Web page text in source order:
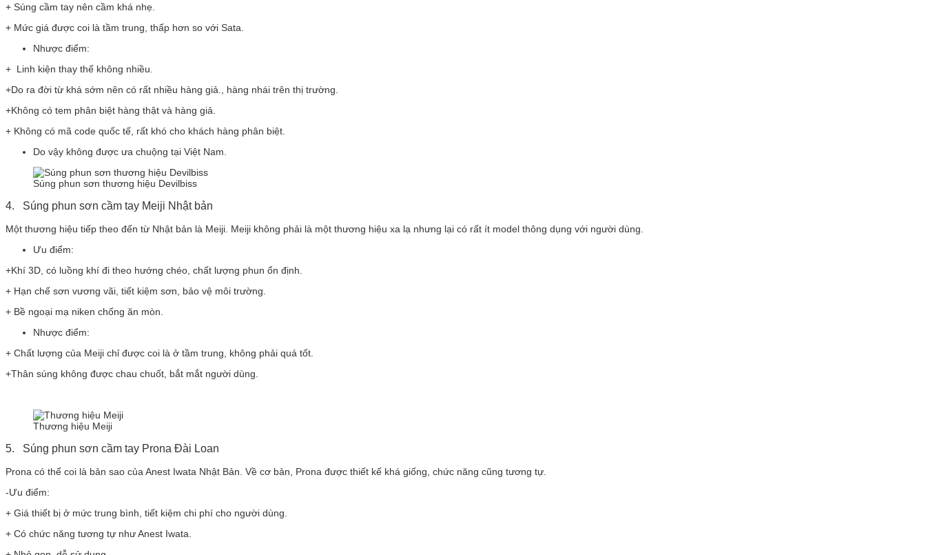
+ Súng cầm tay nên cầm khá nhẹ.
+ Mức giá được coi là tầm trung, thấp hơn so với Sata.
Nhược điểm:
+ Linh kiện thay thế không nhiều.
+Do ra đời từ khá sớm nên có rất nhiều hàng giả., hàng nhái trên thị trường.
+Không có tem phân biệt hàng thật và hàng giả.
+ Không có mã code quốc tế, rất khó cho khách hàng phân biệt.
Do vậy không được ưa chuộng tại Việt Nam.
Súng phun sơn thương hiệu Devilbiss
4. Súng phun sơn cầm tay Meiji Nhật bản
Một thương hiệu tiếp theo đến từ Nhật bản là Meiji. Meiji không phải là một thương hiệu xa lạ nhưng lại có rất ít model thông dụng với người dùng.
Ưu điểm:
+Khí 3D, có luồng khí đi theo hướng chéo, chất lượng phun ổn định.
+ Hạn chế sơn vương vãi, tiết kiệm sơn, bảo vệ môi trường.
+ Bề ngoại mạ niken chống ăn mòn.
Nhược điểm:
+ Chất lượng của Meiji chỉ được coi là ở tầm trung, không phải quá tốt.
+Thân súng không được chau chuốt, bắt mắt người dùng.
Thương hiệu Meiji
5. Súng phun sơn cầm tay Prona Đài Loan
Prona có thể coi là bản sao của Anest Iwata Nhật Bản. Về cơ bản, Prona được thiết kế khá giống, chức năng cũng tương tự.
-Ưu điểm:
+ Giá thiết bị ở mức trung bình, tiết kiệm chi phí cho người dùng.
+ Có chức năng tương tự như Anest Iwata.